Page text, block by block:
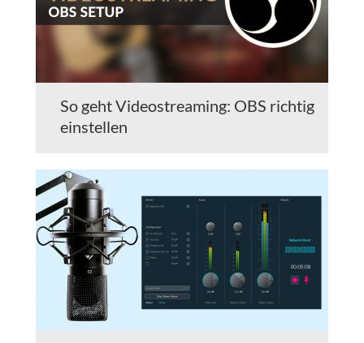
So geht Videostreaming: OBS richtig
einstellen